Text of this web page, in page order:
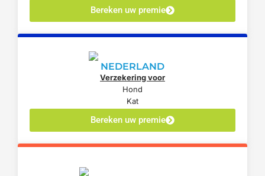
Bereken uw premie
NEDERLAND
Verzekering voor
Hond
Kat
Bereken uw premie